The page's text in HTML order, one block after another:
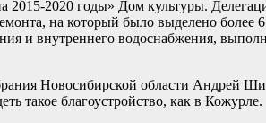
2015-2020 годы» Дом культуры.
на который было выделено более
и внутреннего водоснабжения,
Новосибирской области Андрей
такое благоустройство, как в Кожурле.